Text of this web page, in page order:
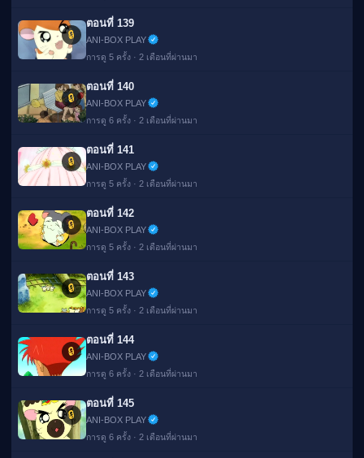
🔒
ตอนที่ 139
ANI-BOX PLAY
การดู 5 ครั้ง · 2 เดือนที่ผ่านมา
🔒
ตอนที่ 140
ANI-BOX PLAY
การดู 6 ครั้ง · 2 เดือนที่ผ่านมา
🔒
ตอนที่ 141
ANI-BOX PLAY
การดู 5 ครั้ง · 2 เดือนที่ผ่านมา
🔒
ตอนที่ 142
ANI-BOX PLAY
การดู 5 ครั้ง · 2 เดือนที่ผ่านมา
🔒
ตอนที่ 143
ANI-BOX PLAY
การดู 5 ครั้ง · 2 เดือนที่ผ่านมา
🔒
ตอนที่ 144
ANI-BOX PLAY
การดู 6 ครั้ง · 2 เดือนที่ผ่านมา
🔒
ตอนที่ 145
ANI-BOX PLAY
การดู 6 ครั้ง · 2 เดือนที่ผ่านมา